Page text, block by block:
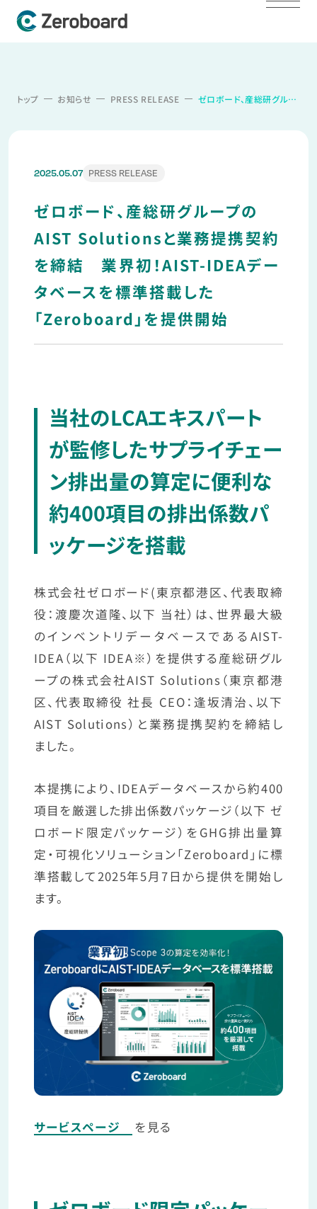
トップ お知らせ PRESS RELEASE ゼロボード、産総研グループのAIST Solutionsと業務提携契約を締結 業界初！AIST-IDEAデータベースを標準搭載した「Zeroboard」を提供開始
2025.05.07 PRESS RELEASE
ゼロボード、産総研グループの
AIST Solutionsと業務提携契約
を締結 業界初！AIST-IDEAデー
タベースを標準搭載した
「Zeroboard」を提供開始
当社のLCAエキスパート
が監修したサプライチェー
ン排出量の算定に便利な
約400項目の排出係数パ
ッケージを搭載
株式会社ゼロボード(東京都港区、代表取締
役：渡慶次道隆、以下 当社）は、世界最大級
のインベントリデータベースであるAIST-
IDEA（以下 IDEA※）を提供する産総研グル
ープの株式会社AIST Solutions（東京都港
区、代表取締役 社長 CEO：逢󠄀坂清治、以下
AIST Solutions）と業務提携契約を締結し
ました。
本提携により、IDEAデータベースから約400
項目を厳選した排出係数パッケージ（以下 ゼ
ロボード限定パッケージ）をGHG排出量算
定・可視化ソリューション「Zeroboard」に標
準搭載して2025年5月7日から提供を開始し
ます。
サービスページ を見る